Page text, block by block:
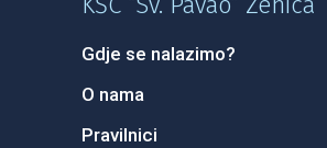
Gdje se nalazimo?
O nama
Pravilnici